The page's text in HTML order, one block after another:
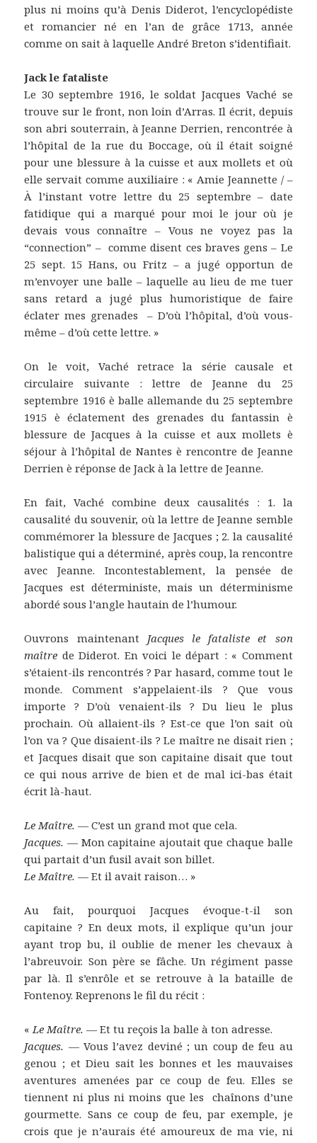
plus ni moins qu’à Denis Diderot, l’encyclopédiste
et romancier né en l’an de grâce 1713, année
comme on sait à laquelle André Breton s’identifiait.
Jack le fataliste
Le 30 septembre 1916, le soldat Jacques Vaché se
trouve sur le front, non loin d’Arras. Il écrit, depuis
son abri souterrain, à Jeanne Derrien, rencontrée à
l’hôpital de la rue du Boccage, où il était soigné
pour une blessure à la cuisse et aux mollets et où
elle servait comme auxiliaire : « Amie Jeannette / –
À l’instant votre lettre du 25 septembre – date
fatidique qui a marqué pour moi le jour où je
devais vous connaître – Vous ne voyez pas la
“connection” – comme disent ces braves gens – Le
25 sept. 15 Hans, ou Fritz – a jugé opportun de
m’envoyer une balle – laquelle au lieu de me tuer
sans retard a jugé plus humoristique de faire
éclater mes grenades – D’où l’hôpital, d’où vous-
même – d’où cette lettre. »
On le voit, Vaché retrace la série causale et
circulaire suivante : lettre de Jeanne du 25
septembre 1916 è balle allemande du 25 septembre
1915 è éclatement des grenades du fantassin è
blessure de Jacques à la cuisse et aux mollets è
séjour à l’hôpital de Nantes è rencontre de Jeanne
Derrien è réponse de Jack à la lettre de Jeanne.
En fait, Vaché combine deux causalités : 1. la
causalité du souvenir, où la lettre de Jeanne semble
commémorer la blessure de Jacques ; 2. la causalité
balistique qui a déterminé, après coup, la rencontre
avec Jeanne. Incontestablement, la pensée de
Jacques est déterministe, mais un déterminisme
abordé sous l’angle hautain de l’humour.
Ouvrons maintenant Jacques le fataliste et son
maître de Diderot. En voici le départ : « Comment
s’étaient-ils rencontrés ? Par hasard, comme tout le
monde. Comment s’appelaient-ils ? Que vous
importe ? D’où venaient-ils ? Du lieu le plus
prochain. Où allaient-ils ? Est-ce que l’on sait où
l’on va ? Que disaient-ils ? Le maître ne disait rien ;
et Jacques disait que son capitaine disait que tout
ce qui nous arrive de bien et de mal ici-bas était
écrit là-haut.
Le Maître. — C’est un grand mot que cela.
Jacques. — Mon capitaine ajoutait que chaque balle
qui partait d’un fusil avait son billet.
Le Maître. — Et il avait raison… »
Au fait, pourquoi Jacques évoque-t-il son
capitaine ? En deux mots, il explique qu’un jour
ayant trop bu, il oublie de mener les chevaux à
l’abreuvoir. Son père se fâche. Un régiment passe
par là. Il s’enrôle et se retrouve à la bataille de
Fontenoy. Reprenons le fil du récit :
«Le Maître. — Et tu reçois la balle à ton adresse.
Jacques. — Vous l’avez deviné ; un coup de feu au
genou ; et Dieu sait les bonnes et les mauvaises
aventures amenées par ce coup de feu. Elles se
tiennent ni plus ni moins que les chaînons d’une
gourmette. Sans ce coup de feu, par exemple, je
crois que je n’aurais été amoureux de ma vie, ni